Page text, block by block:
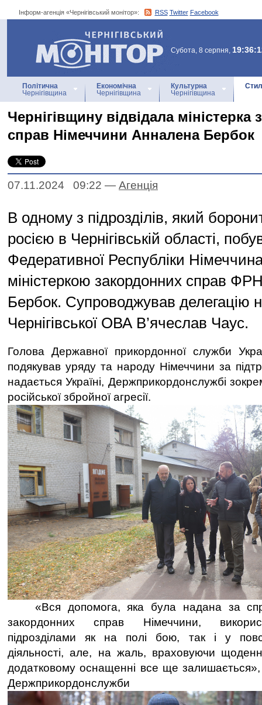
Інформ-агенція «Чернігівський монітор»: RSS Twitter Facebook
Інформ-агенція
«Чернігівський монітор»
Субота, 8 серпня,
Політична
Чернігівщина
Економічна
Чернігівщина
Культурна
Чернігівщина
Чернігівщину відвідала міністерка
справ Німеччини Анналена Бербок
07.11.2024 09:22 — Агенцiя
В одному з підрозділів, який
росією в Чернігівській області,
Федеративної Республіки
міністеркою закордонних справ
Бербок. Супроводжував делегацію
Чернігівської ОВА В’ячеслав Чаус.
Голова Державної прикордонної служби
подякував уряду та народу Німеччини за
надається Україні, Держприкордонслужбі
російської збройної агресії.
«Вся допомога, яка була надана за
закордонних справ Німеччини,
підрозділами як на полі бою, так і у
діяльності, але, на жаль, враховуючи
додатковому оснащенні все ще
Держприкордонслужби